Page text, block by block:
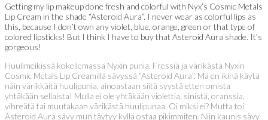
Getting my lip makeup done fresh and colorful with Nyx’s Cosmic Metals
Lip Cream in the shade “Asteroid Aura”. I never wear as colorful lips as
this, because I don’t own any violet, blue, orange, green or that type of
colored lipsticks! But I think I have to buy that Asteroid Aura shade. It’s
gorgeous!
Huulimeikissä kokeilemassa Nyxin punia. Fressiä ja värikästä Nyxin
Cosmic Metals Lip Creamillä sävyssä ”Asteroid Aura”. Mä en ikinä käytä
näin värikkäitä huulipunia, ainoastaan siitä syystä etten omista
yhtäkään sellaista! Mulla ei ole yhtäkään violettia, sinistä, oranssia,
vihreätä tai muutakaan värikästä huulipunaa. Oi miksi ei? Mutta toi
Asteroid Aura sävy mun täytyy kyllä ostaa pikimmiten. Niin kaunis sävy